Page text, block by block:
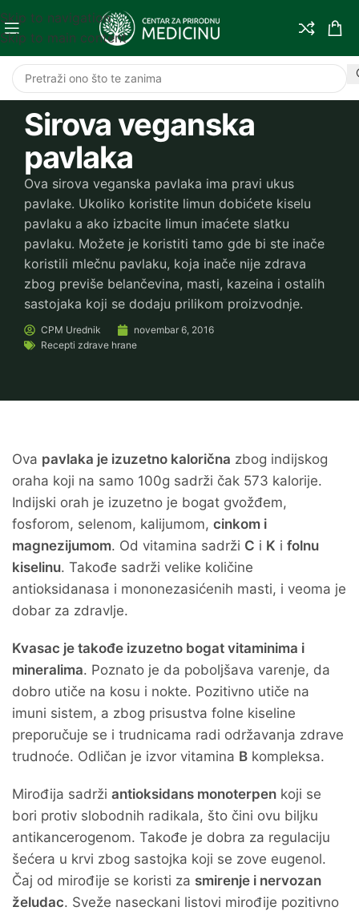
Skip to navigation
Skip to main content
Sirova veganska
pavlaka
Ova sirova veganska pavlaka ima pravi ukus
pavlake. Ukoliko koristite limun dobićete kiselu
pavlaku a ako izbacite limun imaćete slatku
pavlaku. Možete je koristiti tamo gde bi ste inače
koristili mlečnu pavlaku, koja inače nije zdrava
zbog previše belančevina, masti, kazeina i ostalih
sastojaka koji se dodaju prilikom proizvodnje.
CPM Urednik
novembar 6, 2016
Recepti zdrave hrane
Ova pavlaka je izuzetno kalorična zbog indijskog
oraha koji na samo 100g sadrži čak 573 kalorije.
Indijski orah je izuzetno je bogat gvožđem,
fosforom, selenom, kalijumom, cinkom i
magnezijumom. Od vitamina sadrži C i K i folnu
kiselinu. Takođe sadrži velike količine
antioksidanasa i mononezasićenih masti, i veoma je
dobar za zdravlje.
Kvasac je takođe izuzetno bogat vitaminima i
mineralima. Poznato je da poboljšava varenje, da
dobro utiče na kosu i nokte. Pozitivno utiče na
imuni sistem, a zbog prisustva folne kiseline
preporučuje se i trudnicama radi održavanja zdrave
trudnoće. Odličan je izvor vitamina B kompleksa.
Mirođija sadrži antioksidans monoterpen koji se
bori protiv slobodnih radikala, što čini ovu biljku
antikancerogenom. Takođe je dobra za regulaciju
šećera u krvi zbog sastojka koji se zove eugenol.
Čaj od mirođije se koristi za smirenje i nervozan
želudac. Sveže naseckani listovi mirođije pozitivno